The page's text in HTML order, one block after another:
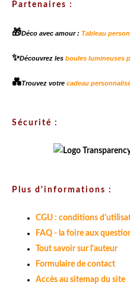
Partenaires :
🎁Déco avec amour : Tableau
✨Découvrez les boules lumineuses
💑Trouvez votre cadeau
Sécurité :
Plus d'informations :
CGU : conditions
FAQ - la foire aux
Tout savoir sur l'auteur
Formulaire de contact
Accès au sitemap du site